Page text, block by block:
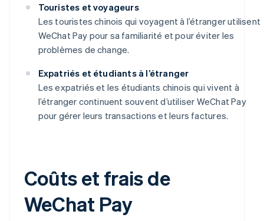
Touristes et voyageurs
Les touristes chinois qui voyagent à l’étranger utilisent
WeChat Pay pour sa familiarité et pour éviter les
problèmes de change.
Expatriés et étudiants à l’étranger
Les expatriés et les étudiants chinois qui vivent à
l’étranger continuent souvent d’utiliser WeChat Pay
pour gérer leurs transactions et leurs factures.
Coûts et frais de
WeChat Pay